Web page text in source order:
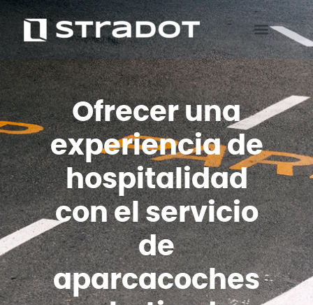
Ofrecer una
experiencia de
hospitalidad
con el servicio
de
aparcacoches